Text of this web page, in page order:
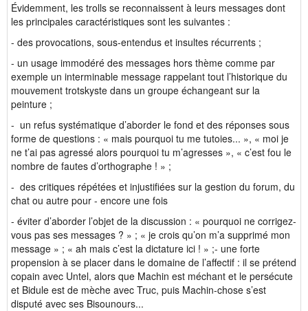
Évidemment, les trolls se reconnaissent à leurs messages dont
les principales caractéristiques sont les suivantes :
- des provocations, sous-entendus et insultes récurrents ;
- un usage immodéré des messages hors thème comme par
exemple un interminable message rappelant tout l’historique du
mouvement trotskyste dans un groupe échangeant sur la
peinture ;
- un refus systématique d’aborder le fond et des réponses sous
forme de questions : « mais pourquoi tu me tutoies... », « moi je
ne t’ai pas agressé alors pourquoi tu m’agresses », « c’est fou le
nombre de fautes d’orthographe ! » ;
- des critiques répétées et injustifiées sur la gestion du forum, du
chat ou autre pour - encore une fois
- éviter d’aborder l’objet de la discussion : « pourquoi ne corrigez-
vous pas ses messages ? » ; « je crois qu’on m’a supprimé mon
message » ; « ah mais c’est la dictature ici ! » ;- une forte
propension à se placer dans le domaine de l’affectif : il se prétend
copain avec Untel, alors que Machin est méchant et le persécute
et Bidule est de mèche avec Truc, puis Machin-chose s’est
disputé avec ses Bisounours...